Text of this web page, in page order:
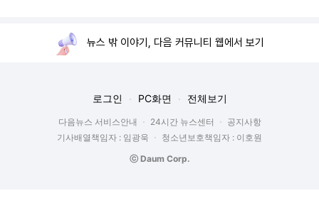
뉴스 밖 이야기, 다음 커뮤니티 웹에서 보기
로그인 PC화면 전체보기
다음뉴스 서비스안내 24시간 뉴스센터
공지사항
기사배열책임자 : 임광욱
청소년보호책임자 : 이호원
ⓒ Daum Corp.